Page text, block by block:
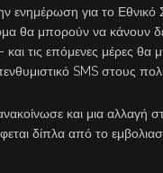
ενημέρωση για το Εθνικό
θα μπορούν να κάνουν
και τις επόμενες μέρες θα
SMS στους
και μια
δίπλα από το